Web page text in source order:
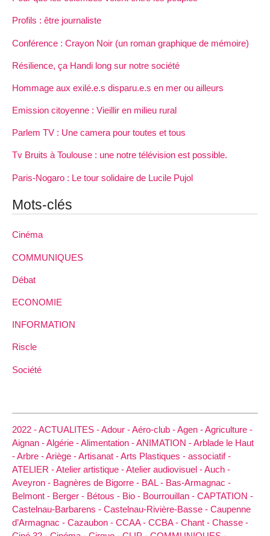
Profils : être journaliste
Conférence : Crayon Noir (un roman graphique de mémoire)
Résilience, ça Handi long sur notre société
Hommage aux exilé.e.s disparu.e.s en mer ou ailleurs
Emission citoyenne : Vieillir en milieu rural
Parlem TV : Une camera pour toutes et tous
Tv Bruits à Toulouse : une notre télévision est possible.
Paris-Nogaro : Le tour solidaire de Lucile Pujol
Mots-clés
Cinéma
COMMUNIQUES
Débat
ECONOMIE
INFORMATION
Riscle
Société
2022 -ACTUALITES -Adour -Aéro-club -Agen -Agriculture -
Aignan -Algérie -Alimentation -ANIMATION -Arblade le Haut
-Arbre -Ariège -Artisanat -Arts Plastiques - associatif -
ATELIER -Atelier artistique -Atelier audiovisuel -Auch -
Aveyron - Bagnères de Bigorre - BAL - Bas-Armagnac -
Belmont - Berger - Bétous - Bio - Bourrouillan - CAPTATION -
Castelnau-Barbarens - Castelnau-Rivière-Basse - Caupenne
d’Armagnac - Cazaubon - CCAA - CCBA - Chant - Chasse -